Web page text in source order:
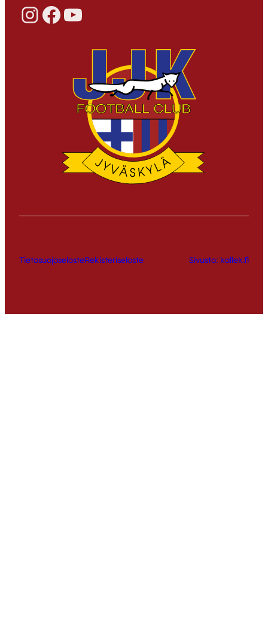
InstagramFacebook YouTube
TietosuojaselosteRekisteriseloste Sivusto: kallek.fi